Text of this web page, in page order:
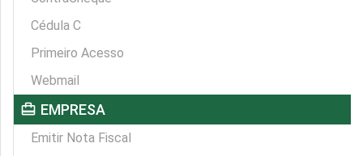
Cédula C
Primeiro Acesso
Webmail
card_travel EMPRESA
Emitir Nota Fiscal